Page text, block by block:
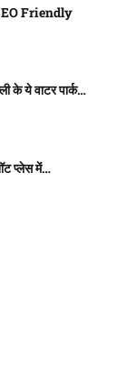
Friendly
ये वाटर पार्क…
प्लेस में…